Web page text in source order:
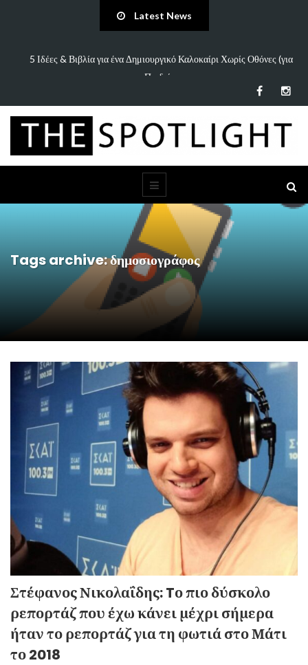
Latest News
5 Ιδέες & Βιβλία για ένα Δημιουργικό Καλοκαίρι Χωρίς Οθόνες (για
Παιδιά…
Tags archive: δημοσιογράφος
Στέφανος Νικολαΐδης: Tο πιο δύσκολο
ρεπορτάζ που έχω κάνει μέχρι σήμερα
ήταν το ρεπορτάζ για τη φωτιά στο Μάτι
το 2018